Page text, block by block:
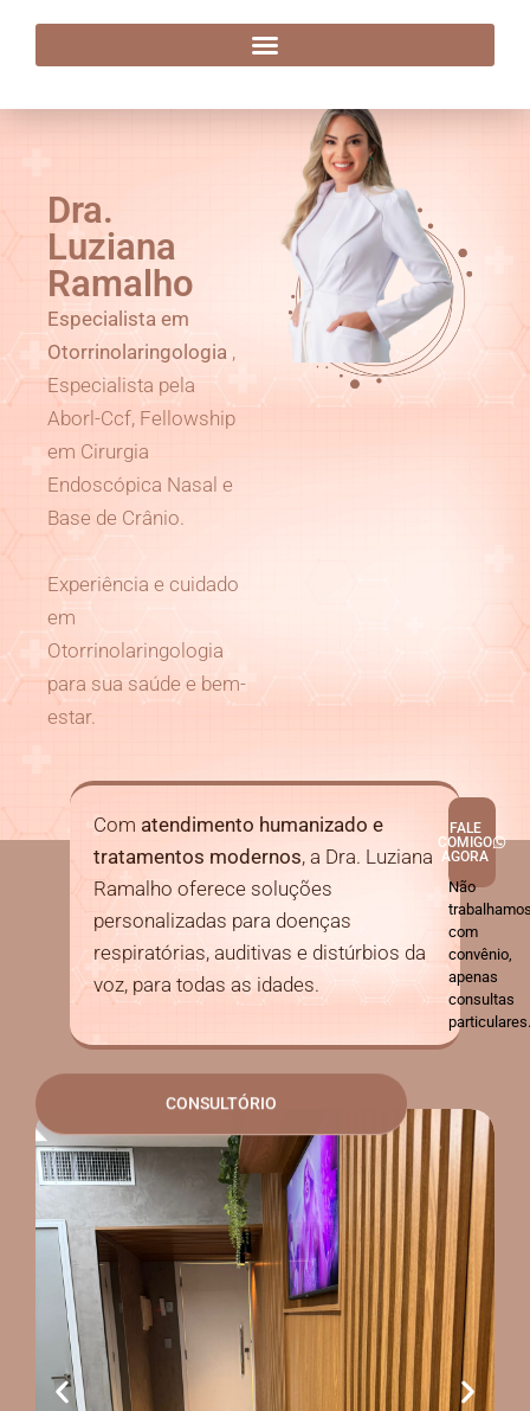
Dra. Luziana Ramalho
Dra.
Luziana
Ramalho
Especialista em
Otorrinolaringologia ,
Especialista pela
Aborl-Ccf, Fellowship
em Cirurgia
Endoscópica Nasal e
Base de Crânio.
Experiência e cuidado
em
Otorrinolaringologia
para sua saúde e bem-
estar.
Com atendimento humanizado e
tratamentos modernos, a Dra. Luziana
Ramalho oferece soluções
personalizadas para doenças
respiratórias, auditivas e distúrbios da
voz, para todas as idades.
FALE
COMIGO
AGORA
Não
com
convênio,
apenas
consultas
particulares.
CONSULTÓRIO